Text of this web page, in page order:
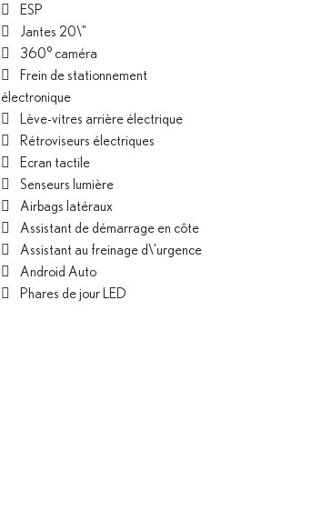
ESP
Jantes 20\"
360° caméra
Frein de stationnement
électronique
Lève-vitres arrière électrique
Rétroviseurs électriques
Ecran tactile
Senseurs lumière
Airbags latéraux
Assistant de démarrage en côte
Assistant au freinage d\'urgence
Android Auto
Phares de jour LED